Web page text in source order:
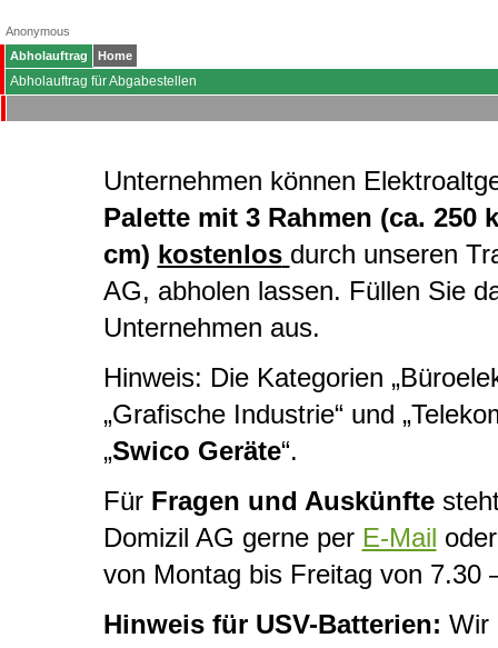
Anonymous
Abholauftrag
Home
Abholauftrag für Abgabestellen
Unternehmen können
Palette mit 3 Rahmen (ca. 250
cm) kostenlos durch unseren
AG, abholen lassen. Füllen Sie
Unternehmen aus.
Hinweis: Die Kategorien
„Grafische Industrie“ und
„Swico Geräte“.
Für Fragen und Auskünfte
Domizil AG gerne per E-Mail
von Montag bis Freitag von 7.30
Hinweis für USV-Batterien: Wir